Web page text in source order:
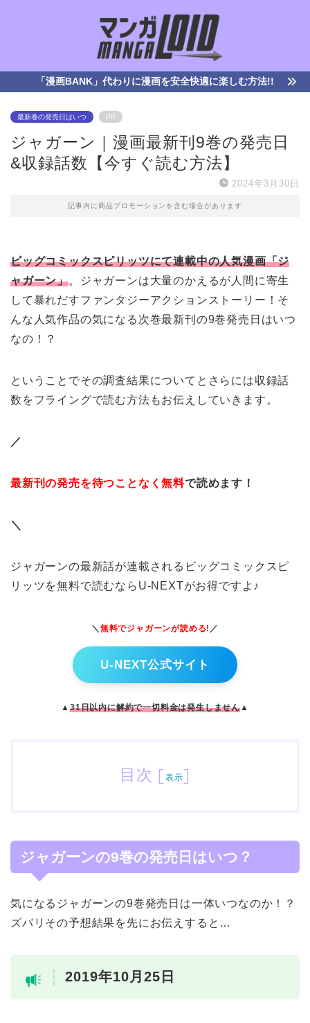
「漫画BANK」代わりに漫画を安全快適に楽しむ方法!!
最新巻の発売日はいつ PR
ジャガーン｜漫画最新刊9巻の発売日
&収録話数【今すぐ読む方法】
2024年3月30日
記事内に商品プロモーションを含む場合があります
ビッグコミックスピリッツにて連載中の人気漫画「ジ
ャガーン」。ジャガーンは大量のかえるが人間に寄生
して暴れだすファンタジーアクションストーリー！そ
んな人気作品の気になる次巻最新刊の9巻発売日はいつ
なの！？
ということでその調査結果についてとさらには収録話
数をフライングで読む方法もお伝えしていきます。
／
最新刊の発売を待つことなく無料で読めます！
＼
ジャガーンの最新話が連載されるビッグコミックスピ
リッツを無料で読むならU-NEXTがお得ですよ♪
＼ 無料でジャガーンが読める! ／
U-NEXT公式サイト
▲ 31日以内に解約で一切料金は発生しません▲
目次 [ 表示]
ジャガーンの9巻の発売日はいつ？
気になるジャガーンの9巻発売日は一体いつなのか！？
ズバリその予想結果を先にお伝えすると…
2019年10月25日